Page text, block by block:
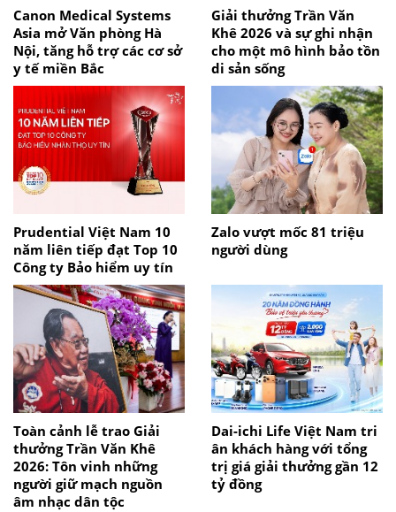
Canon Medical Systems
Asia mở Văn phòng Hà
Nội, tăng hỗ trợ các cơ sở
y tế miền Bắc
Giải thưởng Trần Văn
Khê 2026 và sự ghi nhận
cho một mô hình bảo tồn
di sản sống
Prudential Việt Nam 10
năm liên tiếp đạt Top 10
Công ty Bảo hiểm uy tín
Zalo vượt mốc 81 triệu
người dùng
Toàn cảnh lễ trao Giải
thưởng Trần Văn Khê
2026: Tôn vinh những
người giữ mạch nguồn
âm nhạc dân tộc
Dai-ichi Life Việt Nam tri
ân khách hàng với tổng
trị giá giải thưởng gần 12
tỷ đồng